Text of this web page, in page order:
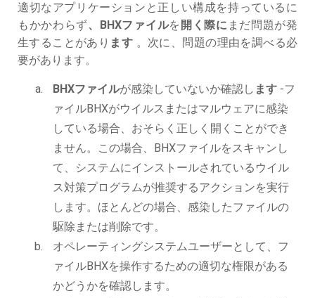
適切なアプリケーションと正しい構成を持っているに
もかかわらず、BHXファイルを 開く際に まだ問題が発
生することがあり ます 。次に、問題の理由を調べる必
要があります。
BHXファイルが感染していないか確認し ます -フ
ァイルBHXがウイルスまたはマルウェアに感染
している場合、おそらく正しく開くことができ
ません。この場合、BHXファイルをスキャンし
て、システムにインストールされているウイル
ス対策プログラムが推奨するアクションを実行
します。ほとんどの場合、感染したファイルの
駆除または削除です。
オペレーティングシステムユーザーとして、フ
ァイルBHXを操作するための適切な権限がある
かどうかを確認します。